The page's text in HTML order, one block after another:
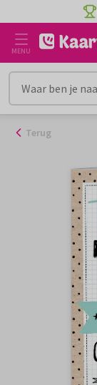
naar
inhoud
MENU
Terug